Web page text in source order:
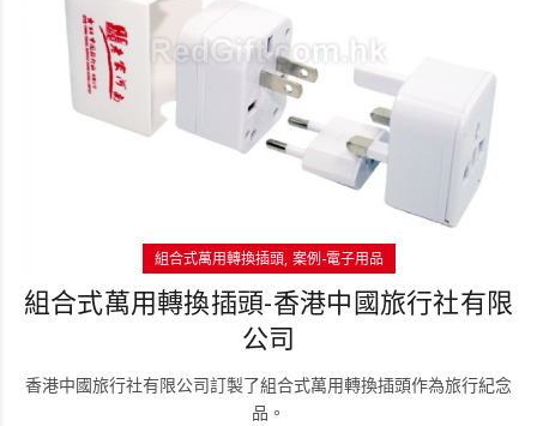
組合式萬用轉換插頭 案例-電子用品
組合式萬用轉換插頭-香港中國旅行社有限
公司
香港中國旅行社有限公司訂製了組合式萬用轉換插頭作為旅行紀念
品。